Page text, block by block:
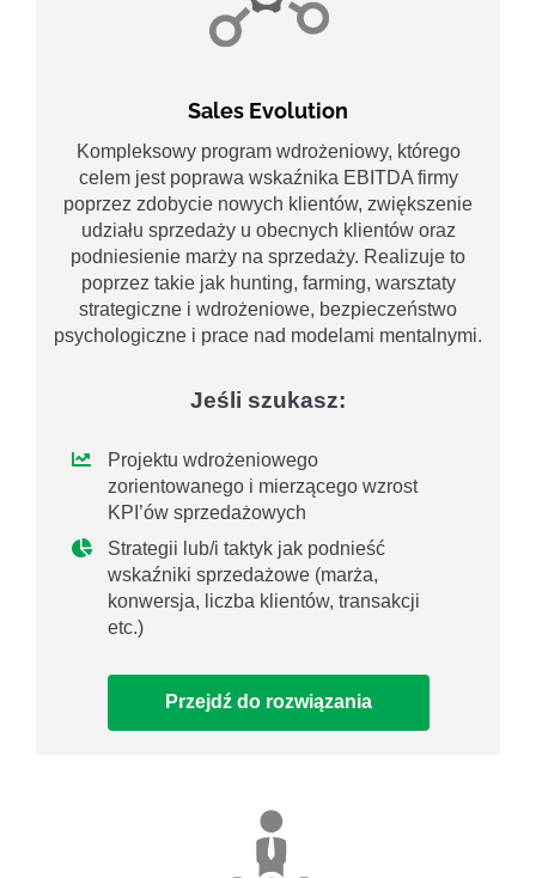
Sales Evolution
Kompleksowy program wdrożeniowy, którego
celem jest poprawa wskaźnika EBITDA firmy
poprzez zdobycie nowych klientów, zwiększenie
udziału sprzedaży u obecnych klientów oraz
podniesienie marży na sprzedaży. Realizuje to
poprzez takie jak hunting, farming, warsztaty
strategiczne i wdrożeniowe, bezpieczeństwo
psychologiczne i prace nad modelami mentalnymi.
Jeśli szukasz:
Projektu wdrożeniowego
zorientowanego i mierzącego wzrost
KPI’ów sprzedażowych
Strategii lub/i taktyk jak podnieść
wskaźniki sprzedażowe (marża,
konwersja, liczba klientów, transakcji
etc.)
Przejdź do rozwiązania